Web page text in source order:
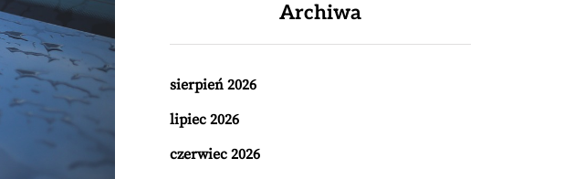
Archiwa
sierpień 2026
lipiec 2026
czerwiec 2026